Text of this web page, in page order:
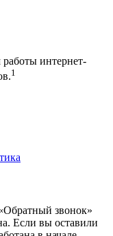
интернет-
1
звонок»
Если вы оставили